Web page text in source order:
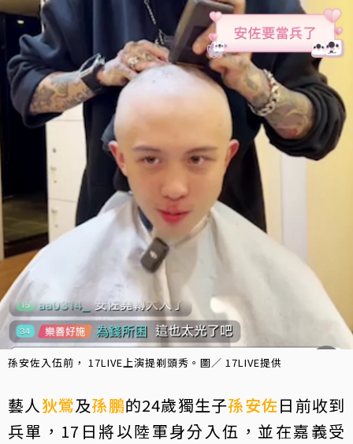
孫安佐入伍前， 17LIVE上演提剃頭秀。圖／ 17LIVE提供
藝人 狄鶯及孫鵬的24歲獨生子孫安佐日前收到
兵單，17日將以陸軍身分入伍，並在嘉義受